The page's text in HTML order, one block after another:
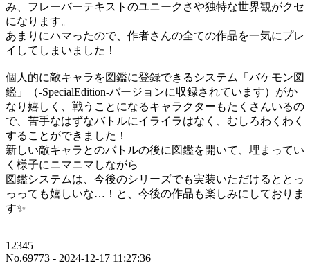
み、フレーバーテキストのユニークさや独特な世界観がクセ
になります。
あまりにハマったので、作者さんの全ての作品を一気にプレ
イしてしまいました！
個人的に敵キャラを図鑑に登録できるシステム「バケモン図
鑑」（-SpecialEdition-バージョンに収録されています）がか
なり嬉しく、戦うことになるキャラクターもたくさんいるの
で、苦手なはずなバトルにイライラはなく、むしろわくわく
することができました！
新しい敵キャラとのバトルの後に図鑑を開いて、埋まってい
く様子にニマニマしながら
図鑑システムは、今後のシリーズでも実装いただけるととっ
っっても嬉しいな…！と、今後の作品も楽しみにしておりま
す✨
12345
No.69773 - 2024-12-17 11:27:36